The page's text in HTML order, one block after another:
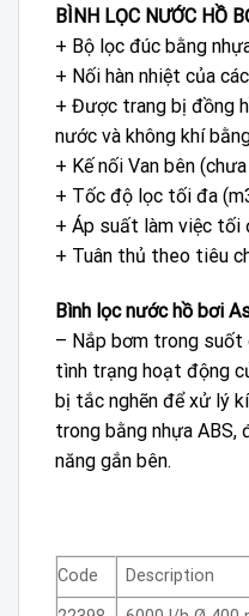
BÌNH LỌC NƯỚC HỒ
+ Bộ lọc đúc bằng
+ Nối hàn nhiệt của
+ Được trang bị đồng
nước và không khí
+ Kế nối Van bên
+ Tốc độ lọc tối đa
+ Áp suất làm việc tối
+ Tuân thủ theo tiêu
Bình lọc nước hồ bơi
– Nắp bơm trong suốt
tình trạng hoạt động
bị tắc nghẽn để xử lý
trong bằng nhựa ABS,
năng gắn bên.
Code
Description